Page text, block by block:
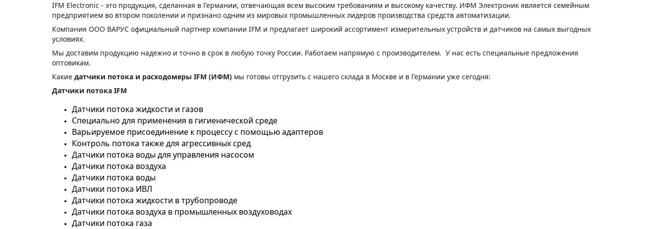
IFM Electronic - это продукция, сделанная в Германии, отвечающая всем высоким требованиям и высокому качеству. ИФМ Электроник является семейным
предприятием во втором поколении и признано одним из мировых промышленных лидеров производства средств автоматизации.
Компания ООО ВАРУС официальный партнер компании IFM и предлагает широкий ассортимент измерительных устройств и датчиков на самых выгодных
условиях.
Мы доставим продукцию надежно и точно в срок в любую точку России. Работаем напрямую с производителем. У нас есть специальные предложения
оптовикам.
Какие датчики потока и расходомеры IFM (ИФМ) мы готовы отгрузить с нашего склада в Москве и в Германии уже сегодня:
Датчики потока IFM
Датчики потока жидкости и газов
Специально для применения в гигиенической среде
Варьируемое присоединение к процессу с помощью адаптеров
Контроль потока также для агрессивных сред
Датчики потока воды для управления насосом
Датчики потока воздуха
Датчики потока воды
Датчики потока ИВЛ
Датчики потока жидкости в трубопроводе
Датчики потока воздуха в промышленных воздуховодах
Датчики потока газа